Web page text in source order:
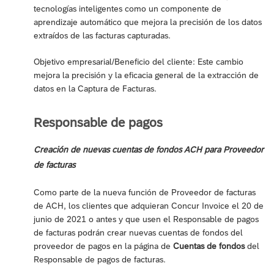
tecnologías inteligentes como un componente de
aprendizaje automático que mejora la precisión de los datos
extraídos de las facturas capturadas.
Objetivo empresarial/Beneficio del cliente: Este cambio
mejora la precisión y la eficacia general de la extracción de
datos en la Captura de Facturas.
Responsable de pagos
Creación de nuevas cuentas de fondos ACH para Proveedor
de facturas
Como parte de la nueva función de Proveedor de facturas
de ACH, los clientes que adquieran Concur Invoice el 20 de
junio de 2021 o antes y que usen el Responsable de pagos
de facturas podrán crear nuevas cuentas de fondos del
proveedor de pagos en la página de Cuentas de fondosdel
Responsable de pagos de facturas.